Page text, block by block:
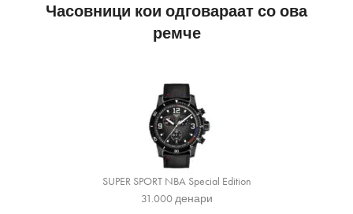
Часовници кои одговараат со ова
ремче
SUPER SPORT NBA Special Edition
31.000денари